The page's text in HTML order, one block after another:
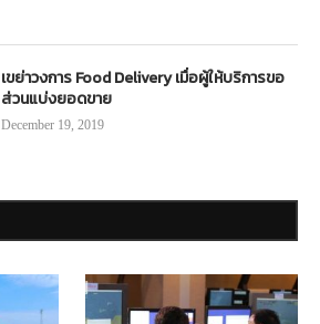
เขย่าวงการ Food Delivery เมื่อผู้ให้บริการขอ
ส่วนแบ่งยอดขาย
December 19, 2019